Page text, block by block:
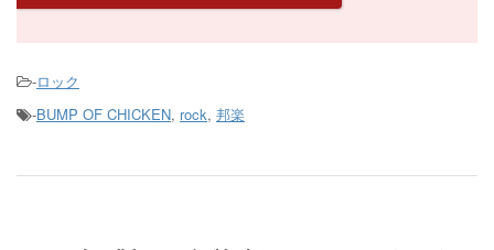
-ロック
-BUMP OF CHICKEN, rock, 邦楽